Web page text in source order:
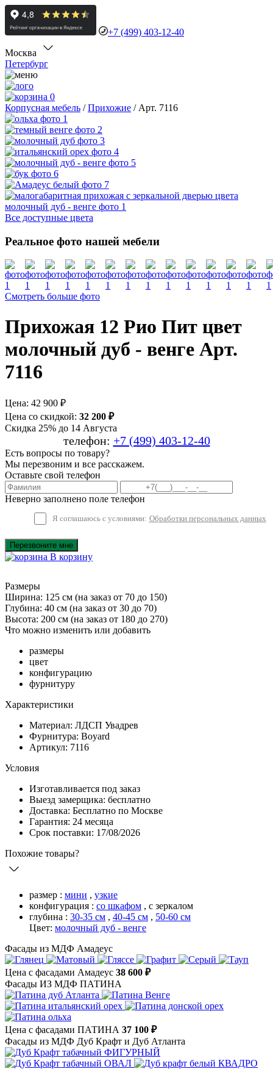
+7 (499) 403-12-40
Москва
Петербург
0
Корпусная мебель /Прихожие / Арт. 7116
Все доступные цвета
Реальное фото нашей мебели
Смотреть больше фото
Прихожая 12 Рио Пит цвет
молочный дуб - венге Арт.
7116
Цена: 42 900 ₽
Цена со скидкой: 32 200 ₽
Скидка 25% до 14 Августа
телефон: +7 (499) 403-12-40
Есть вопросы по товару?
Мы перезвоним и все расскажем.
Оставьте свой телефон
Неверно заполнено поле телефон
Я соглашаюсь с условиями: Обработки персональных данных
Перезвоните мне
В корзину
Размеры
Ширина: 125 см (на заказ от 70 до 150)
Глубина: 40 см (на заказ от 30 до 70)
Высота: 200 см (на заказ от 180 до 270)
Что можно изменить или добавить
размеры
цвет
конфигурацию
фурнитуру
Характеристики
Материал: ЛДСП Увадрев
Фурнитура: Boyard
Артикул: 7116
Условия
Изготавливается под заказ
Выезд замерщика: бесплатно
Доставка: Бесплатно по Москве
Гарантия: 24 месяца
Срок поставки: 17/08/2026
Похожие товары?
размер : мини , узкие
конфигурация : со шкафом , с зеркалом
глубина : 30-35 см , 40-45 см , 50-60 см
Цвет: молочный дуб - венге
Фасады из МДФ Амадеус
Цена с фасадами Амадеус 38 600 ₽
Фасады ИЗ МДФ ПАТИНА
Цена с фасадами ПАТИНА 37 100 ₽
Фасады из МДФ Дуб Крафт и Дуб Атланта